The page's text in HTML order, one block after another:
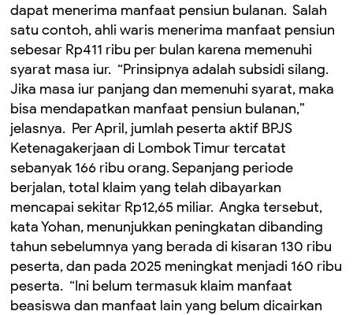
dapat menerima manfaat pensiun bulanan. ‎ Salah
satu contoh, ahli waris menerima manfaat pensiun
sebesar Rp411 ribu per bulan karena memenuhi
syarat masa iur. ‎ ‎“Prinsipnya adalah subsidi silang.
Jika masa iur panjang dan memenuhi syarat, maka
bisa mendapatkan manfaat pensiun bulanan,”
jelasnya. ‎ ‎Per April, jumlah peserta aktif BPJS
Ketenagakerjaan di Lombok Timur tercatat
sebanyak 166 ribu orang. Sepanjang periode
berjalan, total klaim yang telah dibayarkan
mencapai sekitar Rp12,65 miliar. ‎ ‎Angka tersebut,
kata Yohan, menunjukkan peningkatan dibanding
tahun sebelumnya yang berada di kisaran 130 ribu
peserta, dan pada 2025 meningkat menjadi 160 ribu
peserta. ‎ ‎“Ini belum termasuk klaim manfaat
beasiswa dan manfaat lain yang belum dicairkan